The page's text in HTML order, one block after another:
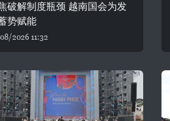
破解制度瓶颈 越南国会为发
势赋能
2026 11:32